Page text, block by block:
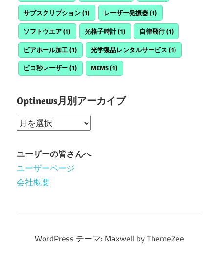
サブスクリプション(1) レーザー発振器(1)
ソフトウエア(1) 光格子時計(1) 自律飛行(1)
ビアホール加工(1) 光学製品レンタルサービス (1)
ピコ秒レーザー(1) MEMS(1)
Optinews月別アーカイブ
Optinews
別
ア
ー
ユーザーの皆さんへ
ユーザーページ
会社概要
WordPress テーマ: Maxwell by ThemeZee